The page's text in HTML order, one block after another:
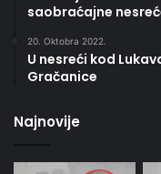
saobraćajne
20. Oktobra 2022.
U nesreći kod
Gračanice
Najnovije